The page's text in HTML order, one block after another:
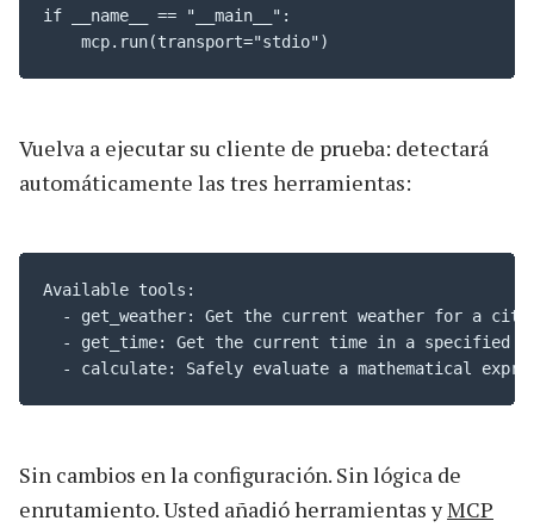
if __name__ == "__main__":
    mcp.run(transport="stdio")
Vuelva a ejecutar su cliente de prueba: detectará
automáticamente las tres herramientas:
Available tools:
- get_weather: Get the current weather for a
- get_time: Get the current time in a specified
- calculate: Safely evaluate a mathematical
Sin cambios en la configuración. Sin lógica de
enrutamiento. Usted añadió herramientas yMCP